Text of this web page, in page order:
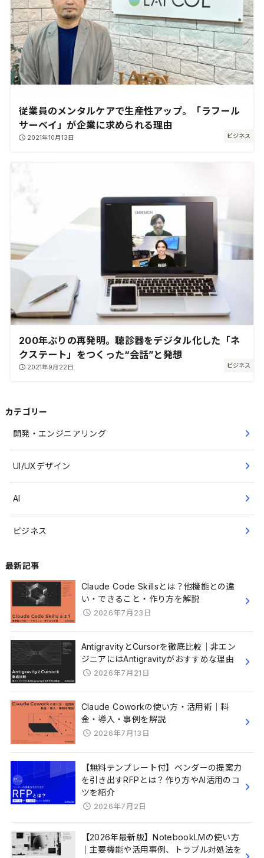
ビジネス
従業員のメンタルケアで生産性アップ。「ラフール
サーベイ」が企業に求められる理由
2021年10月13日
ビジネス
200年ぶりの再発明。聴診器をデジタル化した「ネ
クステート」をつくった“会話”と発想
2021年9月22日
カテゴリー
開発・エンジニアリング
UI/UXデザイン
AI
ビジネス
最新記事
Claude Code Skillsとは？他機能との違
い・できること・作り方を解説
2026年7月23日
AntigravityとCursorを徹底比較｜非エン
ジニアにはAntigravityがおすすめな理由
2026年7月21日
Claude Coworkの使い方・活用術｜料
金・導入・事例を解説
2026年7月13日
【無料テンプレート付】ベンダーの提案力
を引き出すRFPとは？作り方やAI活用のコ
ツを紹介
2026年7月2日
【2026年最新版】NotebookLMの使い方
｜主要機能や活用事例、トラブル対処法を